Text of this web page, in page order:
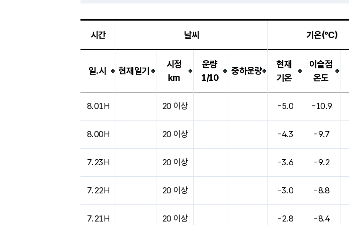
시간 날씨 기온(℃)
일.시 현재일기
시정
km
운량
1/10
중하운량
현재
기온
이슬점
온도
8.01H 20 이상 -5.0 -10.9
8.00H 20 이상 -4.3 -9.7
7.23H 20 이상 -3.6 -9.2
7.22H 20 이상 -3.0 -8.8
7.21H 20 이상 -2.8 -8.4